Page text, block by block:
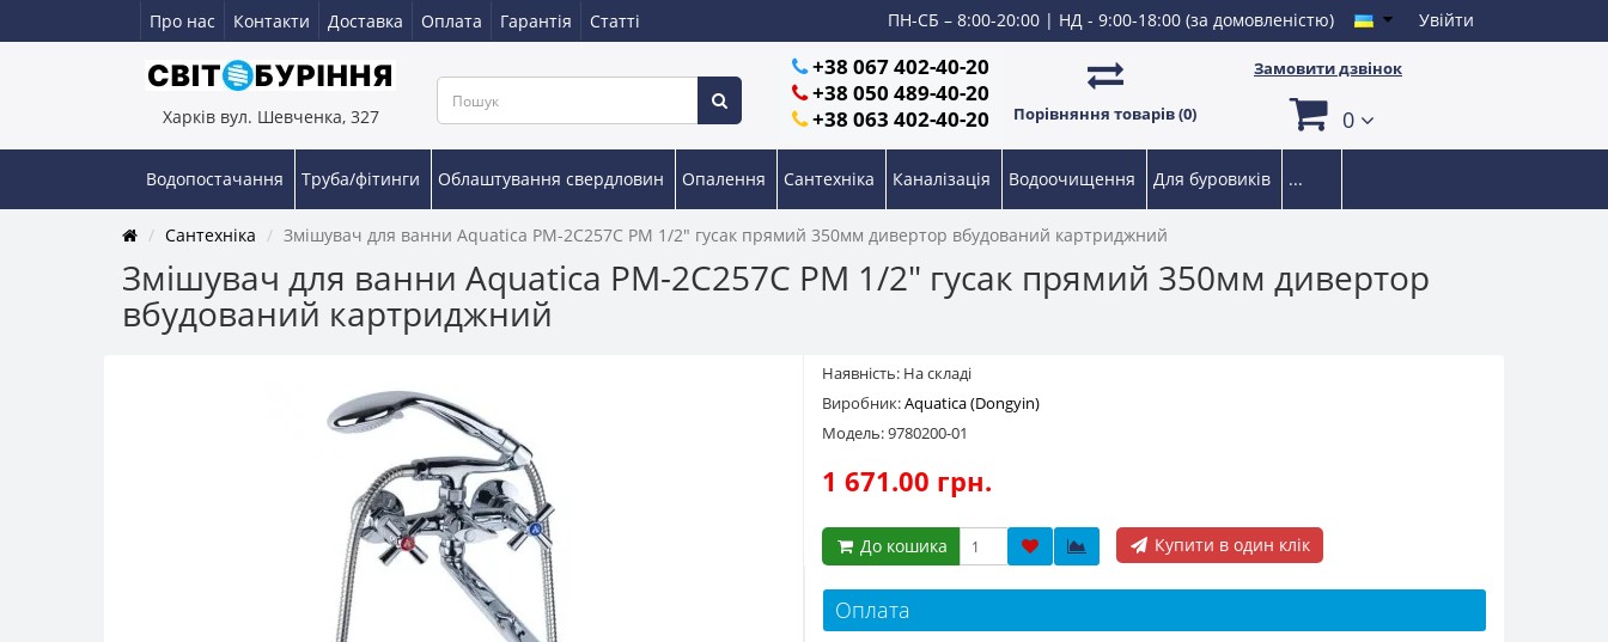
Про нас Контакти Доставка Оплата Гарантія Статті ПН-СБ – 8:00-20:00 | НД - 9:00-18:00 (за домовленістю) Увійти
Харків вул. Шевченка, 327
+38 067 402-40-20
+38 050 489-40-20
+38 063 402-40-20
Порівняння товарів (0)
Замовити дзвінок
0
Водопостачання Труба/фітинги Облаштування свердловин Опалення Сантехніка Каналізація Водоочищення Для буровиків ...
Сантехніка Змішувач для ванни Aquatica PM-2C257C PM 1/2" гусак прямий 350мм дивертор вбудований картриджний
Змішувач для ванни Aquatica PM-2C257C PM 1/2" гусак прямий 350мм дивертор
вбудований картриджний
Наявність: На складі
Виробник:Aquatica (Dongyin)
Модель: 9780200-01
1 671.00 грн.
До кошика Купити в один клік
Оплата